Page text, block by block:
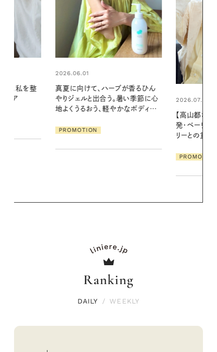
が香るひん
い季節に心
2026.07.21
【高山都さんが楽しむデンマーク
リーとの重ねづけも素敵な大人の
2026.07.24
る【大人気の
Ranking
DAILY / WEEKLY